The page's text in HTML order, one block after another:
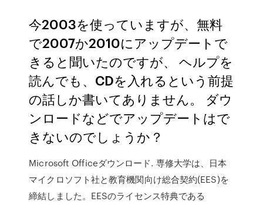
今2003を使っていますが、無料
で2007か2010にアップデートで
きると聞いたのですが、 ヘルプを
読んでも、CDを入れるという前提
の話しか書いてありません。 ダウ
ンロードなどでアップデートはで
きないのでしょうか？
Microsoft Officeダウンロード. 専修大学は、日本
マイクロソフト社と教育機関向け総合契約(EES)を
締結しました。EESのライセンス特典である